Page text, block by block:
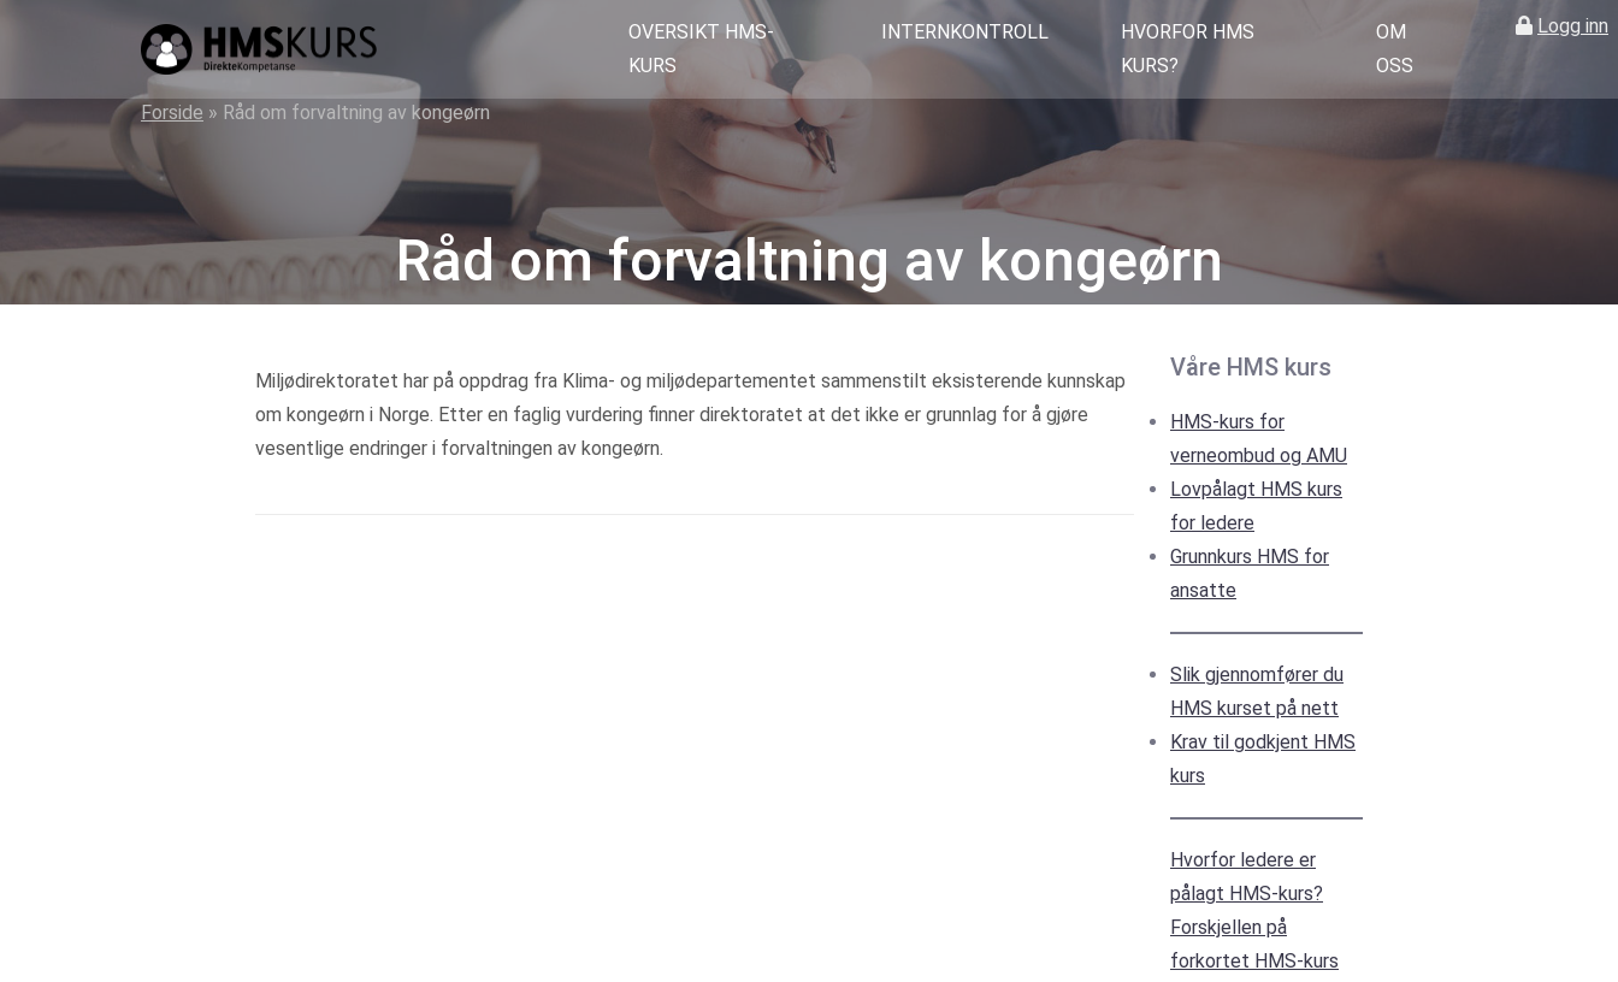
Logg inn
kurs
på
for
ledere
og
verneombud
OVERSIKT HMS-
KURS
INTERNKONTROLL
HVORFOR HMS
KURS?
OM
OSS
Forside » Råd om forvaltning av kongeørn
Råd om forvaltning av kongeørn
Miljødirektoratet har på oppdrag fra Klima- og miljødepartementet sammenstilt eksisterende kunnskap
om kongeørn i Norge. Etter en faglig vurdering finner direktoratet at det ikke er grunnlag for å gjøre
vesentlige endringer i forvaltningen av kongeørn.
Våre HMS kurs
HMS-kurs for
verneombud og AMU
Lovpålagt HMS kurs
for ledere
Grunnkurs HMS for
ansatte
Slik gjennomfører du
HMS kurset på nett
Krav til godkjent HMS
kurs
Hvorfor ledere er
pålagt HMS-kurs?
Forskjellen på
forkortet HMS-kurs